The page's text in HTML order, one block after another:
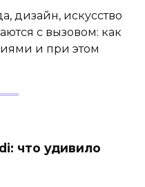
дизайн, искусство
с вызовом: как
и при этом
что удивило